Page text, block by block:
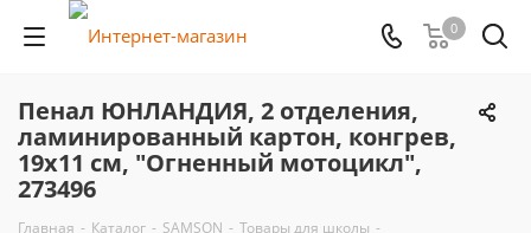
0
Пенал ЮНЛАНДИЯ, 2 отделения,
ламинированный картон, конгрев,
19х11 см, "Огненный мотоцикл",
273496
Главная - Каталог - SAMSON - Товары для школы -